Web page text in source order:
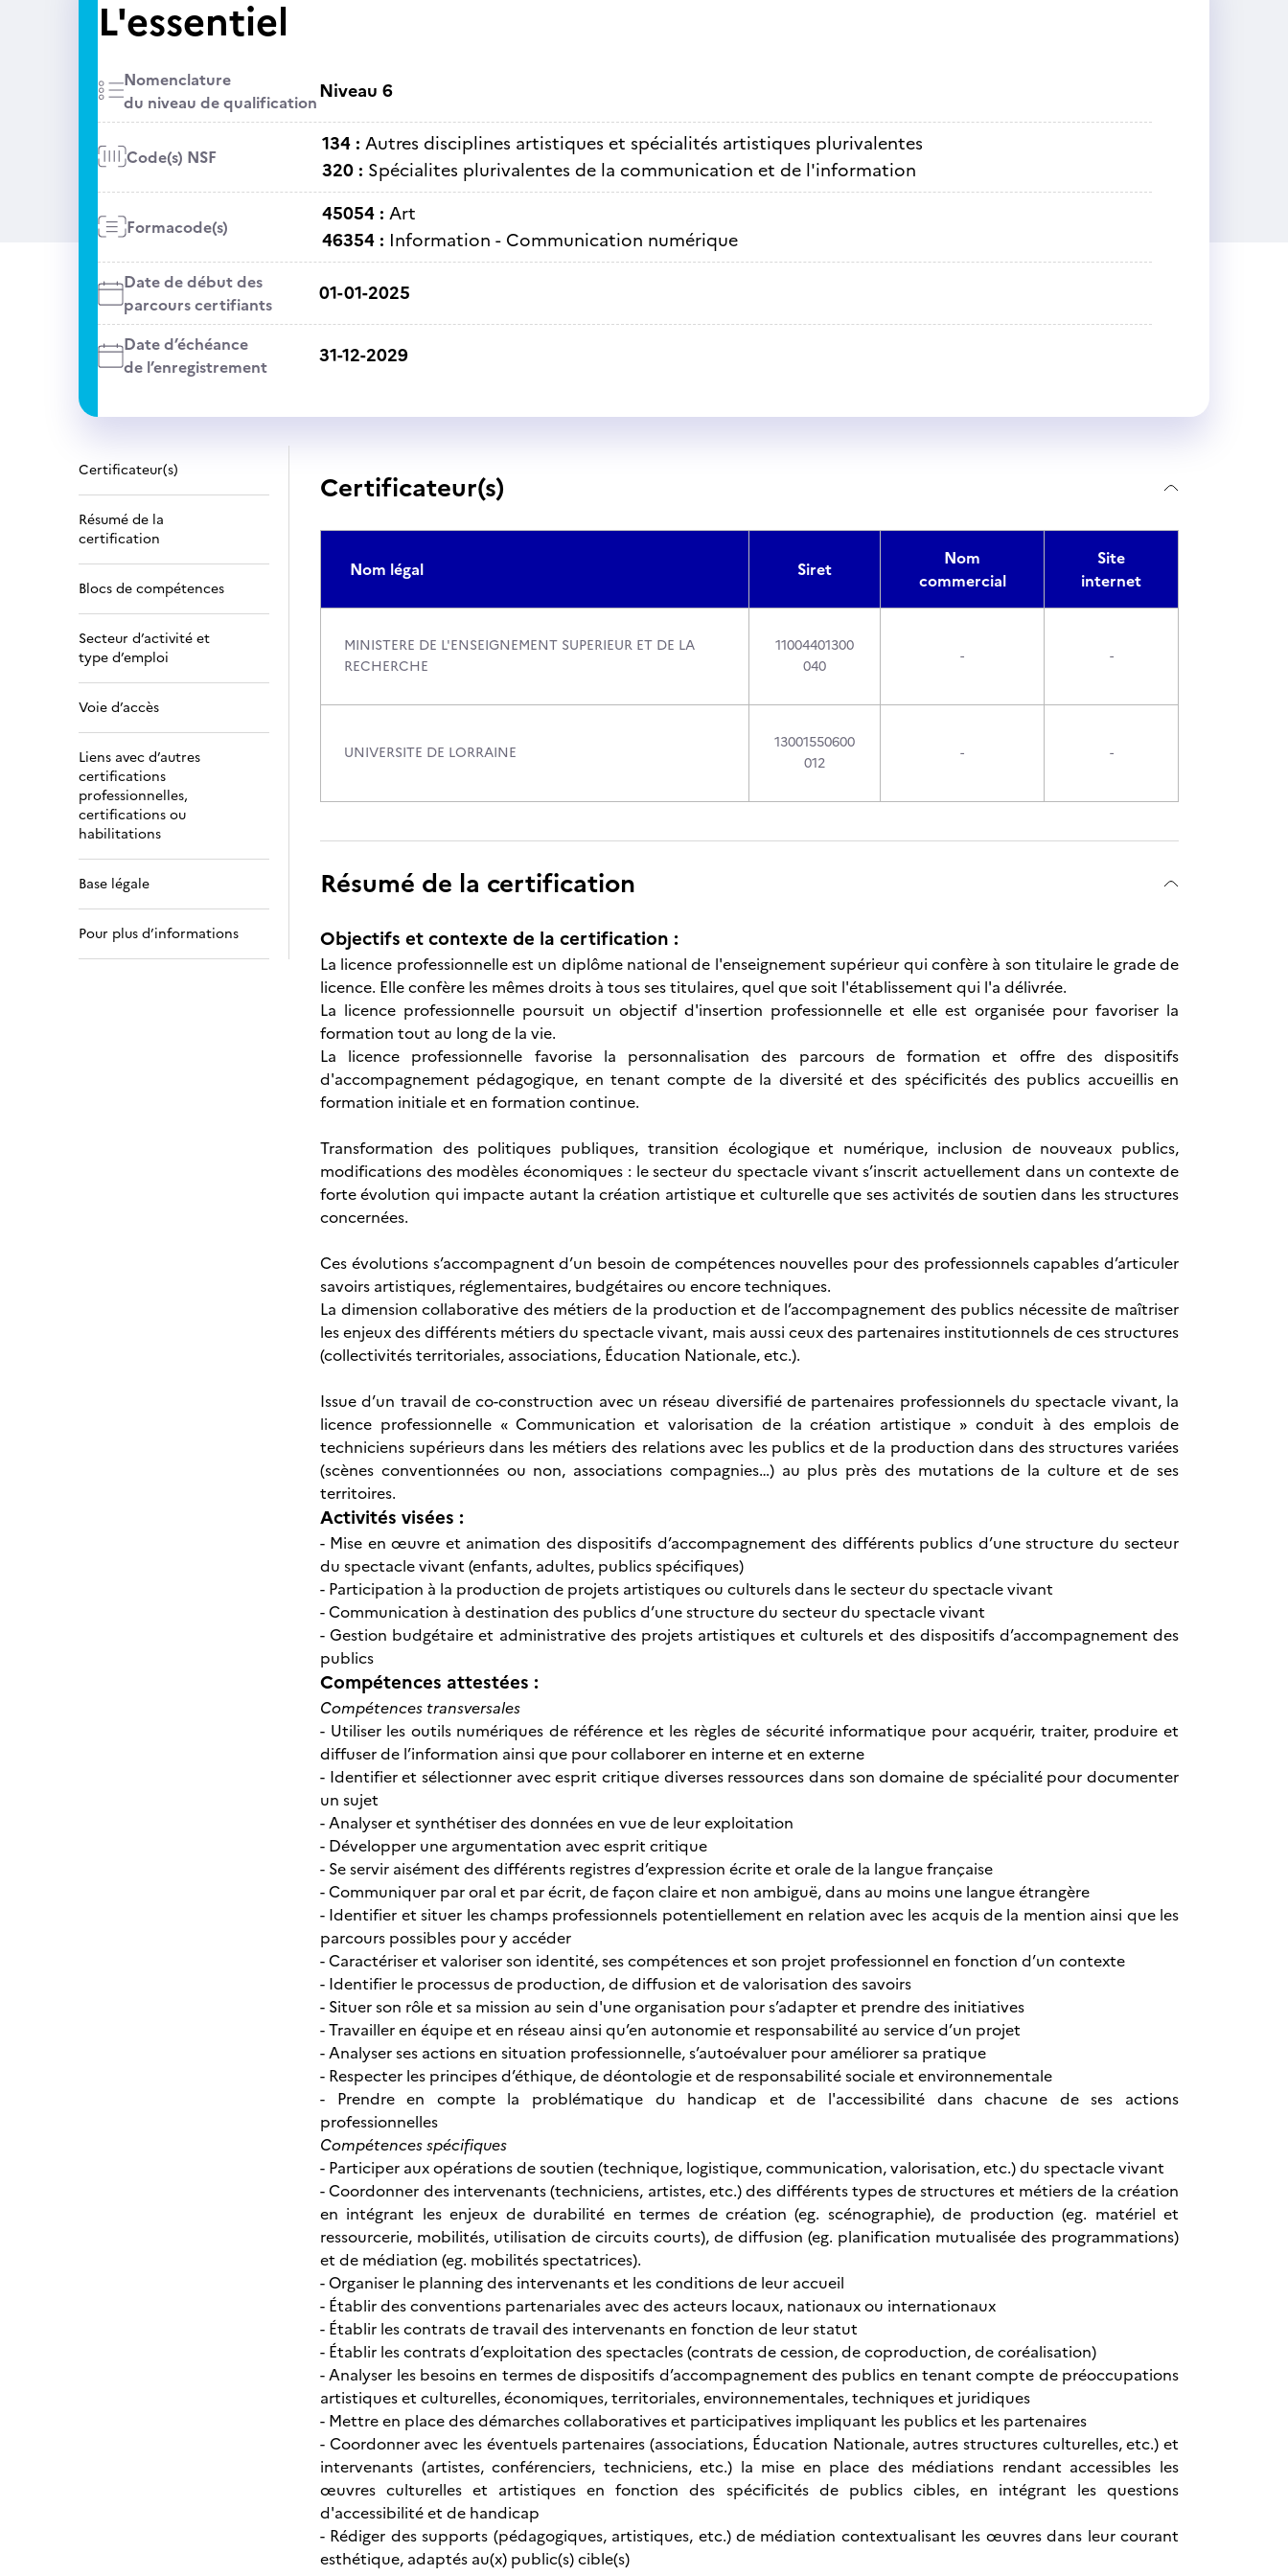
L'essentiel
Nomenclature
du niveau de qualificationNiveau 6
Code(s) NSF
134 : Autres disciplines artistiques et spécialités artistiques plurivalentes
320 : Spécialites plurivalentes de la communication et de l'information
Formacode(s)
45054 : Art
46354 : Information - Communication numérique
Date de début des
parcours certifiants
01-01-2025
Date d’échéance
de l’enregistrement
31-12-2029
Certificateur(s)
Résumé de la
certification
Blocs de compétences
Secteur d’activité et
type d’emploi
Voie d’accès
Liens avec d’autres
certifications
professionnelles,
certifications ou
habilitations
Base légale
Pour plus d’informations
Certificateur(s)
Nom légal Siret
Nom
commercial
Site
internet
MINISTERE DE L'ENSEIGNEMENT SUPERIEUR ET DE LA
RECHERCHE
11004401300
040
- -
UNIVERSITE DE LORRAINE
13001550600
012
- -
Résumé de la certification
Objectifs et contexte de la certification :
La licence professionnelle est un diplôme national de l'enseignement supérieur qui confère à son titulaire le grade de
licence. Elle confère les mêmes droits à tous ses titulaires, quel que soit l'établissement qui l'a délivrée.
La licence professionnelle poursuit un objectif d'insertion professionnelle et elle est organisée pour favoriser la
formation tout au long de la vie.
La licence professionnelle favorise la personnalisation des parcours de formation et offre des dispositifs
d'accompagnement pédagogique, en tenant compte de la diversité et des spécificités des publics accueillis en
formation initiale et en formation continue.
Transformation des politiques publiques, transition écologique et numérique, inclusion de nouveaux publics,
modifications des modèles économiques : le secteur du spectacle vivant s’inscrit actuellement dans un contexte de
forte évolution qui impacte autant la création artistique et culturelle que ses activités de soutien dans les structures
concernées.
Ces évolutions s’accompagnent d’un besoin de compétences nouvelles pour des professionnels capables d’articuler
savoirs artistiques, réglementaires, budgétaires ou encore techniques.
La dimension collaborative des métiers de la production et de l’accompagnement des publics nécessite de maîtriser
les enjeux des différents métiers du spectacle vivant, mais aussi ceux des partenaires institutionnels de ces structures
(collectivités territoriales, associations, Éducation Nationale, etc.).
Issue d’un travail de co-construction avec un réseau diversifié de partenaires professionnels du spectacle vivant, la
licence professionnelle « Communication et valorisation de la création artistique » conduit à des emplois de
techniciens supérieurs dans les métiers des relations avec les publics et de la production dans des structures variées
(scènes conventionnées ou non, associations compagnies…) au plus près des mutations de la culture et de ses
territoires.
Activités visées :
- Mise en œuvre et animation des dispositifs d’accompagnement des différents publics d’une structure du secteur
du spectacle vivant (enfants, adultes, publics spécifiques)
- Participation à la production de projets artistiques ou culturels dans le secteur du spectacle vivant
- Communication à destination des publics d’une structure du secteur du spectacle vivant
- Gestion budgétaire et administrative des projets artistiques et culturels et des dispositifs d’accompagnement des
publics
Compétences attestées :
Compétences transversales
- Utiliser les outils numériques de référence et les règles de sécurité informatique pour acquérir, traiter, produire et
diffuser de l’information ainsi que pour collaborer en interne et en externe
- Identifier et sélectionner avec esprit critique diverses ressources dans son domaine de spécialité pour documenter
un sujet
- Analyser et synthétiser des données en vue de leur exploitation
- Développer une argumentation avec esprit critique
- Se servir aisément des différents registres d’expression écrite et orale de la langue française
- Communiquer par oral et par écrit, de façon claire et non ambiguë, dans au moins une langue étrangère
- Identifier et situer les champs professionnels potentiellement en relation avec les acquis de la mention ainsi que les
parcours possibles pour y accéder
- Caractériser et valoriser son identité, ses compétences et son projet professionnel en fonction d’un contexte
- Identifier le processus de production, de diffusion et de valorisation des savoirs
- Situer son rôle et sa mission au sein d'une organisation pour s’adapter et prendre des initiatives
- Travailler en équipe et en réseau ainsi qu’en autonomie et responsabilité au service d’un projet
- Analyser ses actions en situation professionnelle, s’autoévaluer pour améliorer sa pratique
- Respecter les principes d’éthique, de déontologie et de responsabilité sociale et environnementale
- Prendre en compte la problématique du handicap et de l'accessibilité dans chacune de ses actions
professionnelles
Compétences spécifiques
- Participer aux opérations de soutien (technique, logistique, communication, valorisation, etc.) du spectacle vivant
- Coordonner des intervenants (techniciens, artistes, etc.) des différents types de structures et métiers de la création
en intégrant les enjeux de durabilité en termes de création (eg. scénographie), de production (eg. matériel et
ressourcerie, mobilités, utilisation de circuits courts), de diffusion (eg. planification mutualisée des programmations)
et de médiation (eg. mobilités spectatrices).
- Organiser le planning des intervenants et les conditions de leur accueil
- Établir des conventions partenariales avec des acteurs locaux, nationaux ou internationaux
- Établir les contrats de travail des intervenants en fonction de leur statut
- Établir les contrats d’exploitation des spectacles (contrats de cession, de coproduction, de coréalisation)
- Analyser les besoins en termes de dispositifs d’accompagnement des publics en tenant compte de préoccupations
artistiques et culturelles, économiques, territoriales, environnementales, techniques et juridiques
- Mettre en place des démarches collaboratives et participatives impliquant les publics et les partenaires
- Coordonner avec les éventuels partenaires (associations, Éducation Nationale, autres structures culturelles, etc.) et
intervenants (artistes, conférenciers, techniciens, etc.) la mise en place des médiations rendant accessibles les
œuvres culturelles et artistiques en fonction des spécificités de publics cibles, en intégrant les questions
d'accessibilité et de handicap
- Rédiger des supports (pédagogiques, artistiques, etc.) de médiation contextualisant les œuvres dans leur courant
esthétique, adaptés au(x) public(s) cible(s)